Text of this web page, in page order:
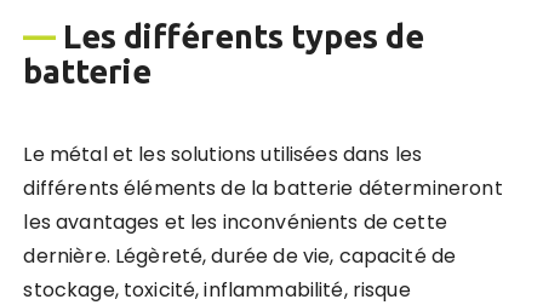
— Les différents types de
batterie
Le métal et les solutions utilisées dans les
différents éléments de la batterie détermineront
les avantages et les inconvénients de cette
dernière. Légèreté, durée de vie, capacité de
stockage, toxicité, inflammabilité, risque